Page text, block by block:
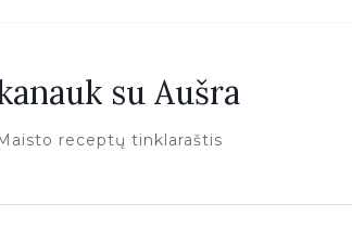
su Aušra
receptų tinklaraštis